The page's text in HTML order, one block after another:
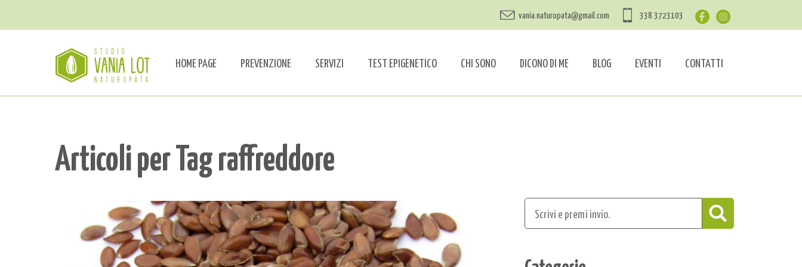
vania.naturopata@gmail.com 338 3723103
HOME PAGE PREVENZIONE SERVIZI TEST EPIGENETICO CHI SONO DICONO DI ME BLOG EVENTI CONTATTI
Articoli per Tag raffreddore